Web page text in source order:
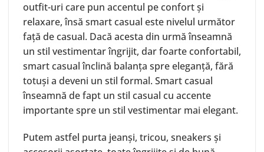
outfit-uri care pun accentul pe confort și
relaxare, însă smart casual este nivelul următor
față de casual. Dacă acesta din urmă înseamnă
un stil vestimentar îngrijit, dar foarte confortabil,
smart casual înclină balanța spre eleganță, fără
totuși a deveni un stil formal. Smart casual
înseamnă de fapt un stil casual cu accente
importante spre un stil vestimentar mai elegant.
Putem astfel purta jeanși, tricou, sneakers și